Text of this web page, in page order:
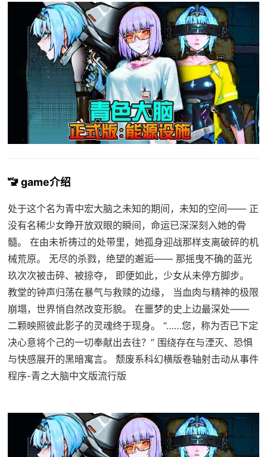
🚾 game介绍
处于这个名为青中宏大脑之未知的期间，未知的空间—— 正
没有名稀少女睁开放双眼的瞬间，命运已深深刻入她的骨
髓。 在由未祈祷过的处带里，她孤身迎战那样支离破碎的机
械荒原。 无尽的杀戮，绝望的邂逅—— 那摇曳不确的蓝光
玖次次被击碎、被掠夺， 即便如此，少女从未停方脚步。
教堂的钟声归荡在暴气与救赎的边缘， 当血肉与精神的极限
崩塌，世界悄自然改变形貌。 在噩梦的史上边最深处——
二颗映照彼此影子的灵魂终于现身。 “……您，称为否已下定
决心意将个己的一切奉献出去往？” 围绕存在与湮灭、恐惧
与快感展开的黑暗寓言。 颓废系科幻横版卷轴射击动从事件
程序-青之大脑中文版流行版